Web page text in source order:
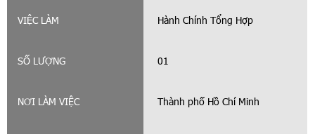
Hành Chính Tổng Hợp
01
Thành phố Hồ Chí Minh